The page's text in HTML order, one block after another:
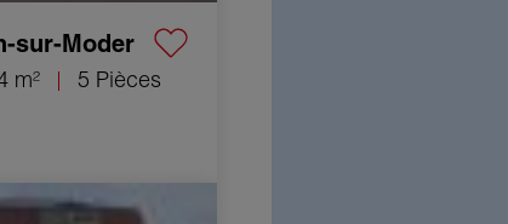
sur-Moder
m²
5 Pièces
Colmar 3 Pièces